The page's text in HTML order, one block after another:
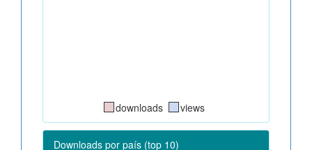
downloads views
Downloads por país (top 10)